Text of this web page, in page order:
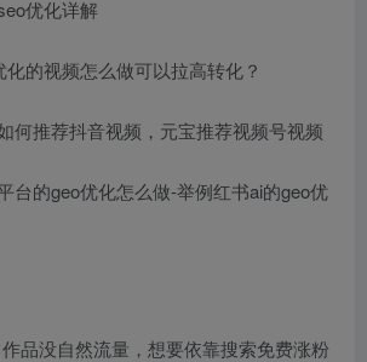
优化详解
的视频怎么做可以拉高转化？
何推荐抖音视频，元宝推荐视频号视频
台的geo优化怎么做-举例红书ai的geo优
品没自然流量，想要依靠搜索免费涨粉